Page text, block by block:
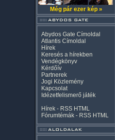
Még pár ezer kép »
Abydos Gate Címoldal
Atlantis Címoldal
Hírek
Keresés a hírekben
Vendégkönyv
Kérdőív
Partnerek
Jogi Közlemény
Kapcsolat
Idézetfelismerő játék
Hírek - RSS HTML
Fórumtémák - RSS HTML